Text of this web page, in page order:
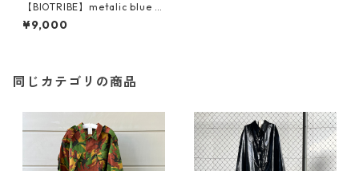
【BIOTRIBE】metalic blue /
high neck blouson
¥9,000
同じカテゴリの商品